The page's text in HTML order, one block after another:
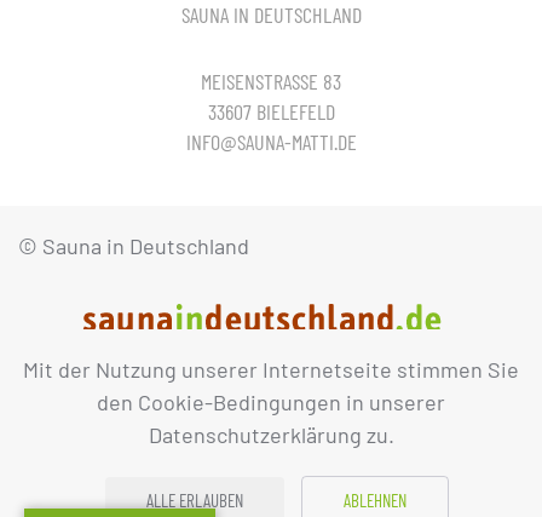
Mit der Nutzung unserer Internetseite stimmen Sie
den Cookie-Bedingungen in unserer
Datenschutzerklärung zu.
ALLE ERLAUBEN ABLEHNEN
SAUNA IN DEUTSCHLAND
MEISENSTRASSE 83
33607 BIELEFELD
INFO@SAUNA-MATTI.DE
© Sauna in Deutschland
IMPRESSUM DATENSCHUTZ